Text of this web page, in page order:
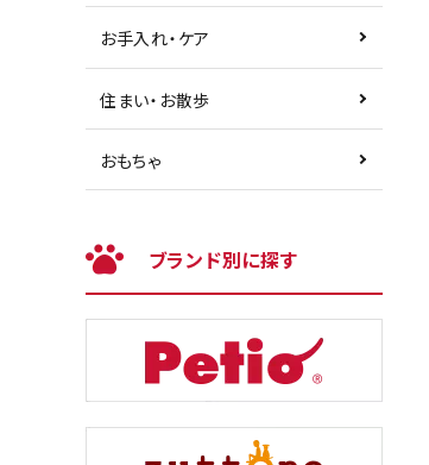
お手入れ・ケア
住まい・お散歩
おもちゃ
ブランド別に探す